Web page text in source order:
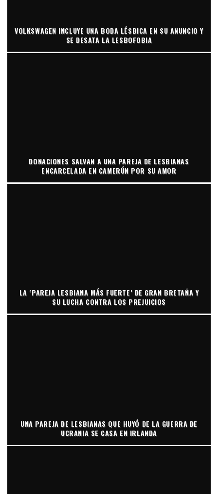
VOLKSWAGEN INCLUYE UNA BODA LÉSBICA EN SU ANUNCIO Y
SE DESATA LA LESBOFOBIA
DONACIONES SALVAN A UNA PAREJA DE LESBIANAS
ENCARCELADA EN CAMERÚN POR SU AMOR
LA ‘PAREJA LESBIANA MÁS FUERTE’ DE GRAN BRETAÑA Y
SU LUCHA CONTRA LOS PREJUICIOS
UNA PAREJA DE LESBIANAS QUE HUYÓ DE LA GUERRA DE
UCRANIA SE CASA EN IRLANDA